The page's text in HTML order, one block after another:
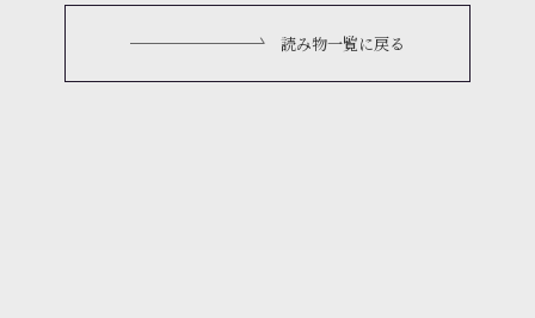
読み物一覧に戻る